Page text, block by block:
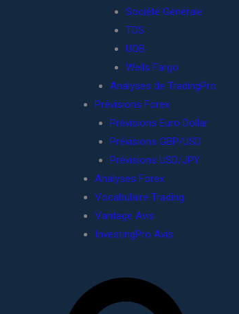
Société Générale
TDS
UOB
Wells Fargo
Analyses de TradingPro
Prévisions Forex
Prévisions Euro Dollar
Prévisions GBP/USD
Prévisions USD/JPY
Analyses Forex
Vocabulaire Trading
Vantage Avis
InvestingPro Avis